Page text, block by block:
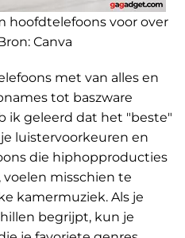
hoofdtelefoons voor over
Canva
met van alles en
tot baszware
ik geleerd dat het "beste"
luistervoorkeuren en
die hiphopproducties
misschien te
kamermuziek. Als je
begrijpt, kun je